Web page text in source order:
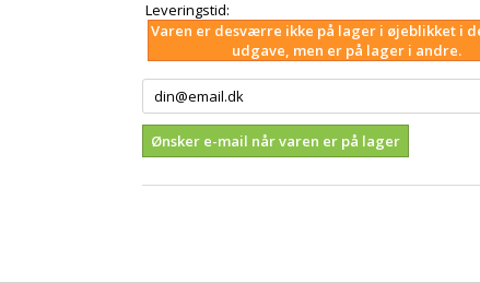
Leveringstid:
Varen er desværre ikke på lager i øjeblikket i
udgave, men er på lager i andre.
Ønsker e-mail når varen er på lager